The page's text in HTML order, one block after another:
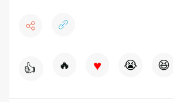
👍 🔥 ♥ 😭 😆